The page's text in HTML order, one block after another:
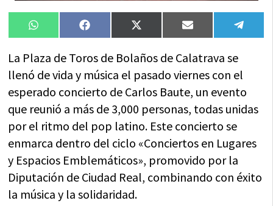
Compartir
en
WhatsAppCompartir
en
FacebookCompartir
en
X
(Twitter)
Compartir
en
Email
en
La Plaza de Toros de Bolaños de Calatrava se
llenó de vida y música el pasado viernes con el
esperado concierto de Carlos Baute, un evento
que reunió a más de 3,000 personas, todas unidas
por el ritmo del pop latino. Este concierto se
enmarca dentro del ciclo «Conciertos en Lugares
y Espacios Emblemáticos», promovido por la
Diputación de Ciudad Real, combinando con éxito
la música y la solidaridad.